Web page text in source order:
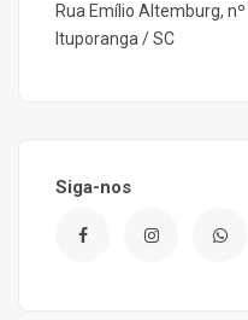
Rua Emílio Altemburg,
Ituporanga / SC
Siga-nos